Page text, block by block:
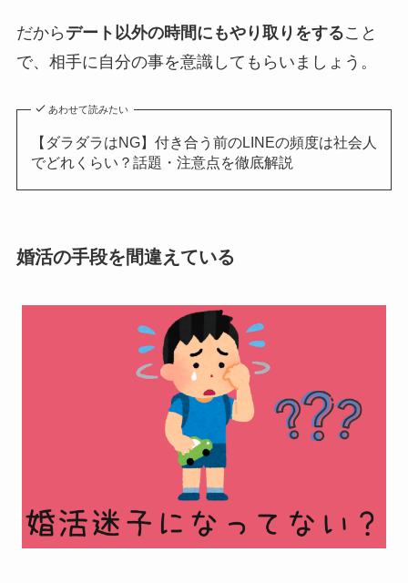
だから デート以外の時間にもやり取りをすること
で、相手に自分の事を意識してもらいましょう。
あわせて読みたい
【ダラダラはNG】付き合う前のLINEの頻度は社会人
でどれくらい？話題・注意点を徹底解説
婚活の手段を間違えている